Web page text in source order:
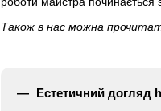
Також в нас можна
Естетичний догляд